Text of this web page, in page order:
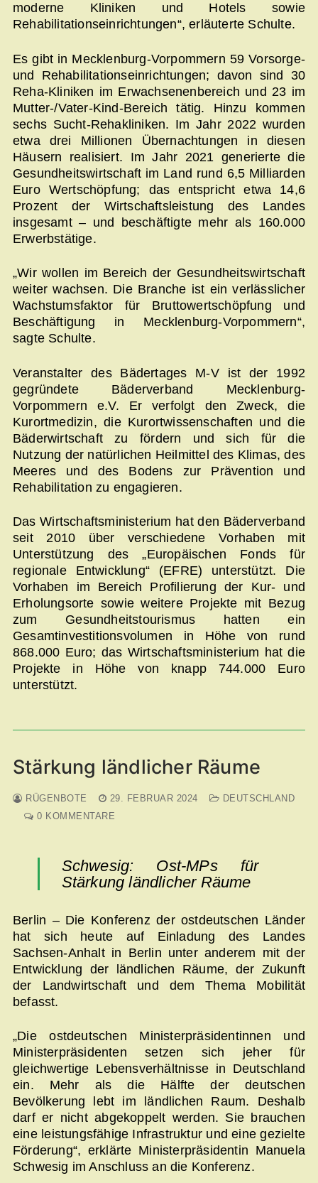
moderne Kliniken und Hotels sowie
Rehabilitationseinrichtungen“, erläuterte Schulte.
Es gibt in Mecklenburg-Vorpommern 59 Vorsorge-
und Rehabilitationseinrichtungen; davon sind 30
Reha-Kliniken im Erwachsenenbereich und 23 im
Mutter-/Vater-Kind-Bereich tätig. Hinzu kommen
sechs Sucht-Rehakliniken. Im Jahr 2022 wurden
etwa drei Millionen Übernachtungen in diesen
Häusern realisiert. Im Jahr 2021 generierte die
Gesundheitswirtschaft im Land rund 6,5 Milliarden
Euro Wertschöpfung; das entspricht etwa 14,6
Prozent der Wirtschaftsleistung des Landes
insgesamt – und beschäftigte mehr als 160.000
Erwerbstätige.
„Wir wollen im Bereich der Gesundheitswirtschaft
weiter wachsen. Die Branche ist ein verlässlicher
Wachstumsfaktor für Bruttowertschöpfung und
Beschäftigung in Mecklenburg-Vorpommern“,
sagte Schulte.
Veranstalter des Bädertages M-V ist der 1992
gegründete Bäderverband Mecklenburg-
Vorpommern e.V. Er verfolgt den Zweck, die
Kurortmedizin, die Kurortwissenschaften und die
Bäderwirtschaft zu fördern und sich für die
Nutzung der natürlichen Heilmittel des Klimas, des
Meeres und des Bodens zur Prävention und
Rehabilitation zu engagieren.
Das Wirtschaftsministerium hat den Bäderverband
seit 2010 über verschiedene Vorhaben mit
Unterstützung des „Europäischen Fonds für
regionale Entwicklung“ (EFRE) unterstützt. Die
Vorhaben im Bereich Profilierung der Kur- und
Erholungsorte sowie weitere Projekte mit Bezug
zum Gesundheitstourismus hatten ein
Gesamtinvestitionsvolumen in Höhe von rund
868.000 Euro; das Wirtschaftsministerium hat die
Projekte in Höhe von knapp 744.000 Euro
unterstützt.
Stärkung ländlicher Räume
RÜGENBOTE 29. FEBRUAR 2024
DEUTSCHLAND
0 KOMMENTARE
Schwesig: Ost-MPs für
Stärkung ländlicher Räume
Berlin – Die Konferenz der ostdeutschen Länder
hat sich heute auf Einladung des Landes
Sachsen-Anhalt in Berlin unter anderem mit der
Entwicklung der ländlichen Räume, der Zukunft
der Landwirtschaft und dem Thema Mobilität
befasst.
„Die ostdeutschen Ministerpräsidentinnen und
Ministerpräsidenten setzen sich jeher für
gleichwertige Lebensverhältnisse in Deutschland
ein. Mehr als die Hälfte der deutschen
Bevölkerung lebt im ländlichen Raum. Deshalb
darf er nicht abgekoppelt werden. Sie brauchen
eine leistungsfähige Infrastruktur und eine gezielte
Förderung“, erklärte Ministerpräsidentin Manuela
Schwesig im Anschluss an die Konferenz.